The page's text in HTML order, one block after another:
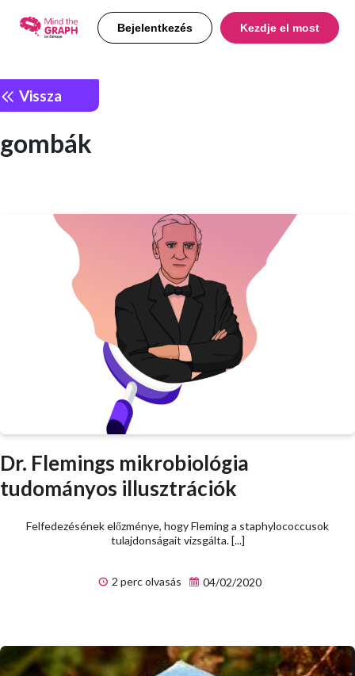
Bejelentkezés Kezdje el most
Vissza
gombák
Dr. Flemings mikrobiológia
tudományos illusztrációk
Felfedezésének előzménye, hogy Fleming a staphylococcusok
tulajdonságait vizsgálta. [...]
2 perc olvasás 04/02/2020